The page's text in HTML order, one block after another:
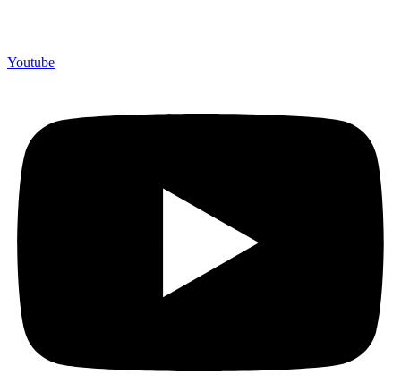
Youtube